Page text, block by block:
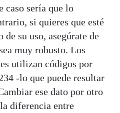
caso sería que lo
si quieres que esté
su uso, asegúrate de
muy robusto. Los
utilizan códigos por
-lo que puede resultar
ese dato por otro
diferencia entre